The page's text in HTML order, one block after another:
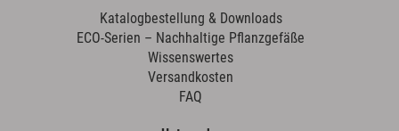
Katalogbestellung & Downloads
ECO-Serien – Nachhaltige Pflanzgefäße
Wissenswertes
Versandkosten
FAQ